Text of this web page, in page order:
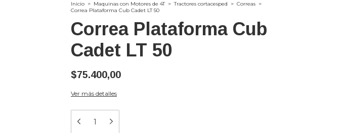
Inicio > Maquinas con Motores de 4T > Tractores cortacesped > Correas >
Correa Plataforma Cub Cadet LT 50
Correa Plataforma Cub
Cadet LT 50
$75.400,00
Ver más detalles